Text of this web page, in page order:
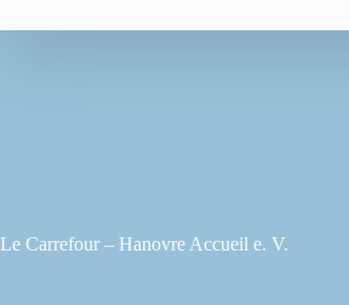
Le Carrefour – Hanovre Accueil e. V.